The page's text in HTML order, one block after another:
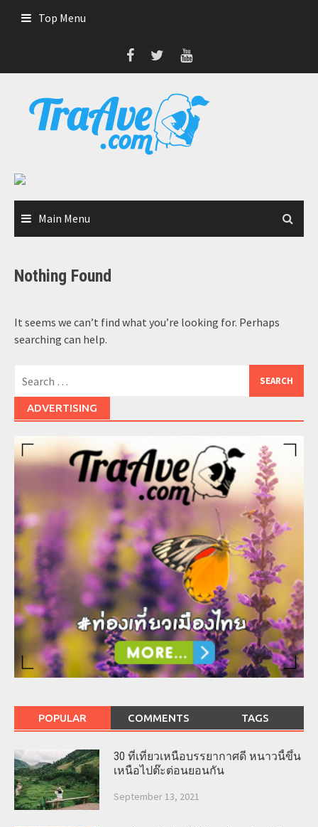
Top Menu
Main Menu
Nothing Found
It seems we can’t find what you’re looking for. Perhaps
searching can help.
ADVERTISING
POPULAR COMMENTS TAGS
30 ที่เที่ยวเหนือบรรยากาศดี หนาวนี้ขึ้น
เหนือไปต๊ะต่อนยอนกัน
September 13, 2021